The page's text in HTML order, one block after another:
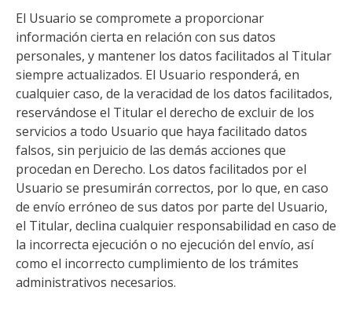
El Usuario se compromete a proporcionar
información cierta en relación con sus datos
personales, y mantener los datos facilitados al Titular
siempre actualizados. El Usuario responderá, en
cualquier caso, de la veracidad de los datos facilitados,
reservándose el Titular el derecho de excluir de los
servicios a todo Usuario que haya facilitado datos
falsos, sin perjuicio de las demás acciones que
procedan en Derecho. Los datos facilitados por el
Usuario se presumirán correctos, por lo que, en caso
de envío erróneo de sus datos por parte del Usuario,
el Titular, declina cualquier responsabilidad en caso de
la incorrecta ejecución o no ejecución del envío, así
como el incorrecto cumplimiento de los trámites
administrativos necesarios.